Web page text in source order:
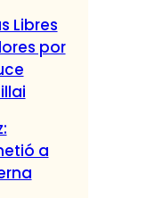
Libres
por
a